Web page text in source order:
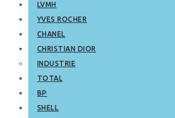
LVMH
YVES ROCHER
CHANEL
CHRISTIAN DIOR
INDUSTRIE
TOTAL
BP
SHELL